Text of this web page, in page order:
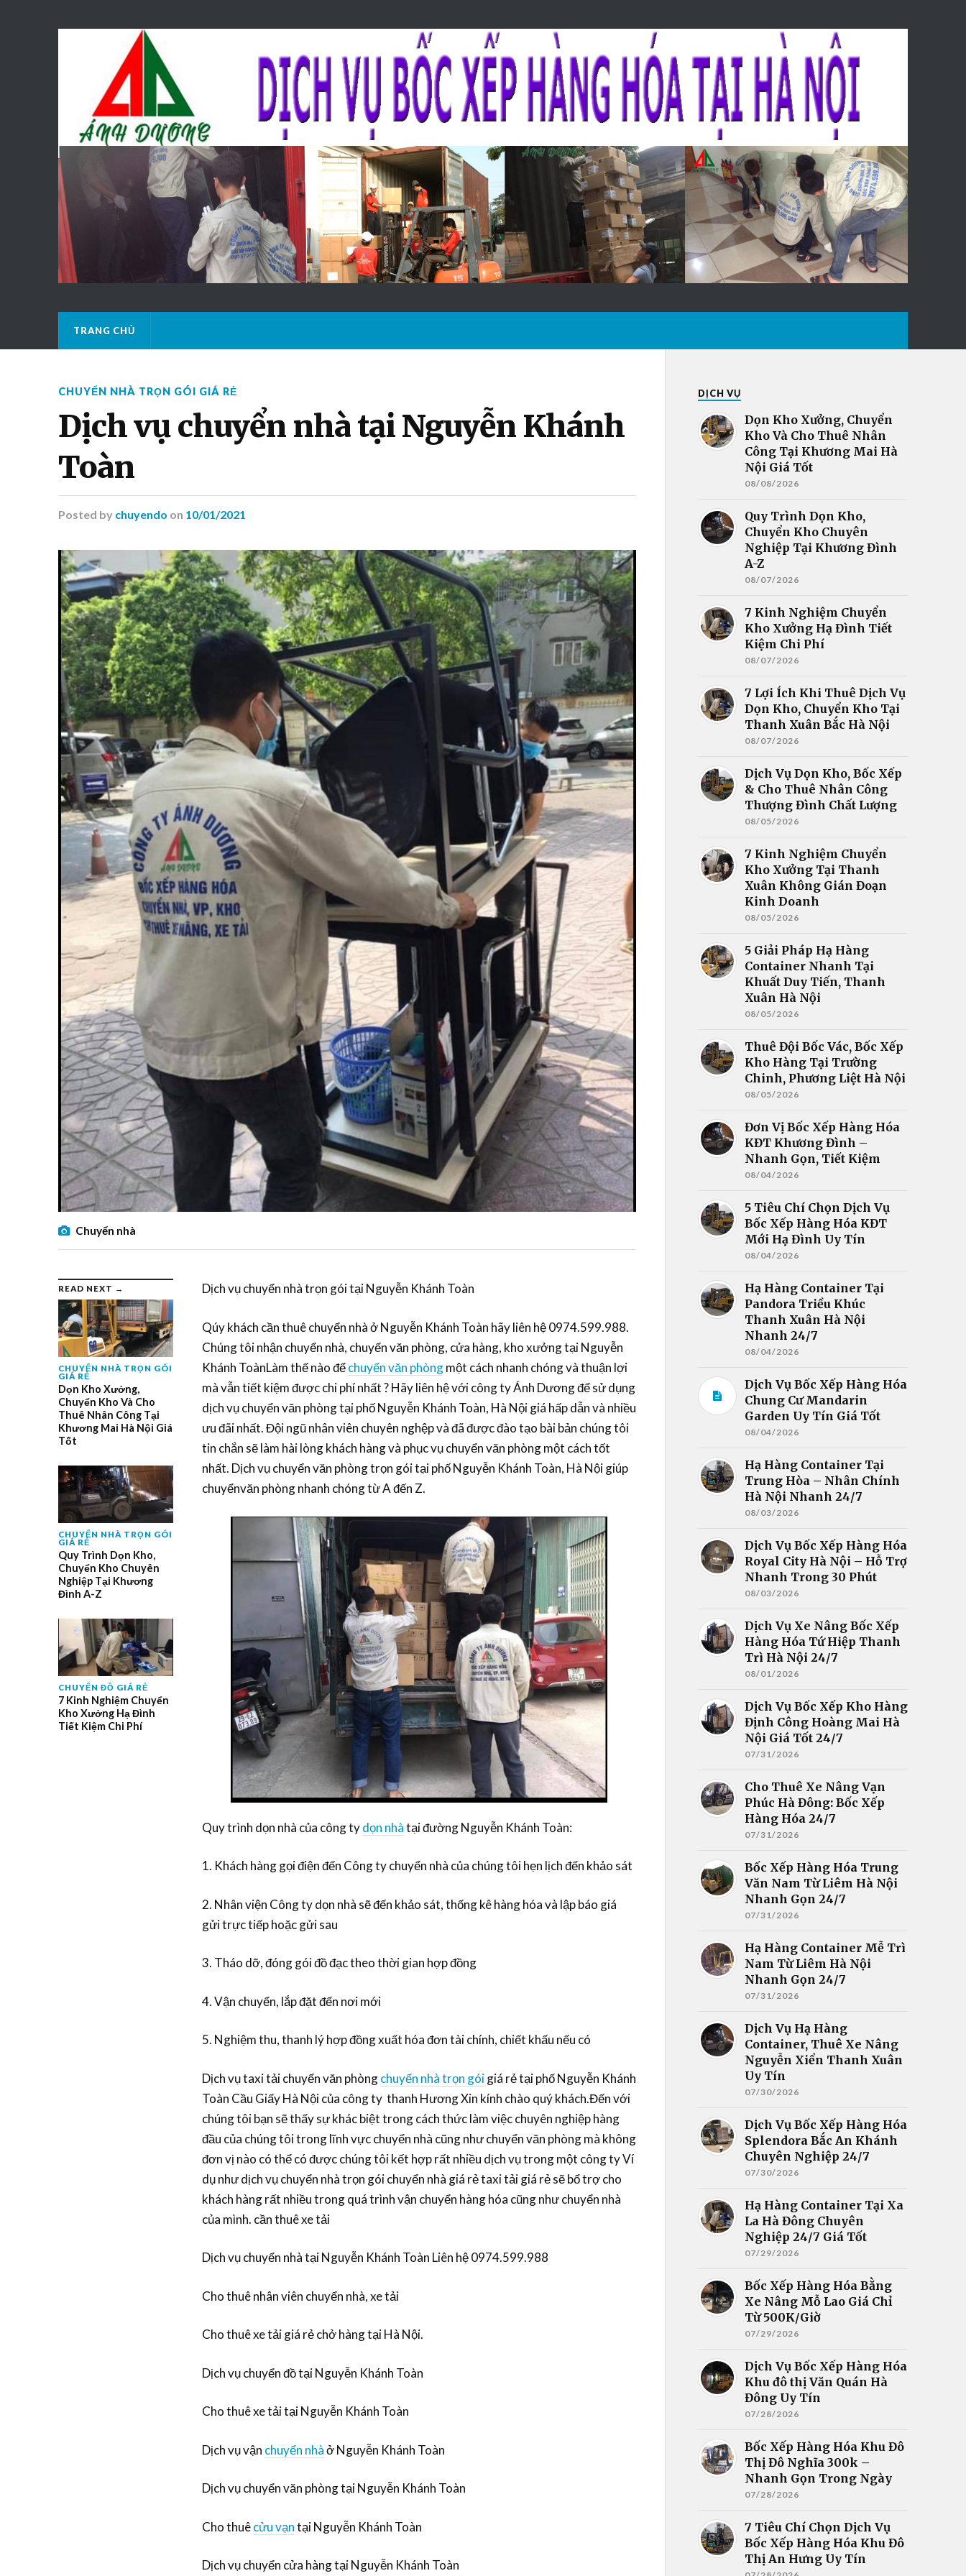
TRANG CHỦ
CHUYỂN NHÀ TRỌN GÓI GIÁ RẺ
Dịch vụ chuyển nhà tại Nguyễn Khánh
Toàn
Posted by chuyendo on 10/01/2021
Chuyển nhà
READ NEXT →
CHUYỂN NHÀ TRỌN GÓI
GIÁ RẺ
Dọn Kho Xưởng,
Chuyển Kho Và Cho
Thuê Nhân Công Tại
Khương Mai Hà Nội Giá
Tốt
CHUYỂN NHÀ TRỌN GÓI
GIÁ RẺ
Quy Trình Dọn Kho,
Chuyển Kho Chuyên
Nghiệp Tại Khương
Đình A-Z
CHUYỂN ĐỒ GIÁ RẺ
7 Kinh Nghiệm Chuyển
Kho Xưởng Hạ Đình
Tiết Kiệm Chi Phí
Dịch vụ chuyển nhà trọn gói tại Nguyễn Khánh Toàn
Qúy khách cần thuê chuyển nhà ở Nguyễn Khánh Toàn hãy liên hệ 0974.599.988.
Chúng tôi nhận chuyển nhà, chuyển văn phòng, cửa hàng, kho xưởng tại Nguyễn
Khánh ToànLàm thế nào đểchuyển văn phòngmột cách nhanh chóng và thuận lợi
mà vẫn tiết kiệm được chi phí nhất ? Hãy liên hệ với công ty Ánh Dương để sử dụng
dịch vụ chuyển văn phòng tại phố Nguyễn Khánh Toàn, Hà Nội giá hấp dẫn và nhiều
ưu đãi nhất. Đội ngũ nhân viên chuyên nghệp và đã được đào tạo bài bản chúng tôi
tin chắn sẽ làm hài lòng khách hàng và phục vụ chuyển văn phòng một cách tốt
nhất. Dịch vụ chuyển văn phòng trọn gói tại phố Nguyễn Khánh Toàn, Hà Nội giúp
chuyểnvăn phòng nhanh chóng từ A đến Z.
Quy trình dọn nhà của công tydọn nhàtại đường Nguyễn Khánh Toàn:
1. Khách hàng gọi điện đến Công ty chuyển nhà của chúng tôi hẹn lịch đến khảo sát
2. Nhân viện Công ty dọn nhà sẽ đến khảo sát, thống kê hàng hóa và lập báo giá
gửi trực tiếp hoặc gửi sau
3. Tháo dỡ, đóng gói đồ đạc theo thời gian hợp đồng
4. Vận chuyển, lắp đặt đến nơi mới
5. Nghiệm thu, thanh lý hợp đồng xuất hóa đơn tài chính, chiết khấu nếu có
Dịch vụ taxi tải chuyển văn phòngchuyển nhà trọn góigiá rẻ tại phố Nguyễn Khánh
Toàn Cầu Giấy Hà Nội của công ty thanh Hương Xin kính chào quý khách.Đến với
chúng tôi bạn sẽ thấy sự khác biệt trong cách thức làm việc chuyên nghiệp hàng
đầu của chúng tôi trong lĩnh vực chuyển nhà cũng như chuyển văn phòng mà không
đơn vị nào có thể có được chúng tôi kết hợp rất nhiều dịch vụ trong một công ty Ví
dụ như dịch vụ chuyển nhà trọn gói chuyển nhà giá rẻ taxi tải giá rẻ sẽ bổ trợ cho
khách hàng rất nhiều trong quá trình vận chuyển hàng hóa cũng như chuyển nhà
của mình. cần thuê xe tải
Dịch vụ chuyển nhà tại Nguyễn Khánh Toàn Liên hệ 0974.599.988
Cho thuê nhân viên chuyển nhà, xe tải
Cho thuê xe tải giá rẻ chở hàng tại Hà Nội.
Dịch vụ chuyển đồ tại Nguyễn Khánh Toàn
Cho thuê xe tải tại Nguyễn Khánh Toàn
Dịch vụ vận chuyển nhàở Nguyễn Khánh Toàn
Dịch vụ chuyển văn phòng tại Nguyễn Khánh Toàn
Cho thuêcửu vạntại Nguyễn Khánh Toàn
Dịch vụ chuyển cửa hàng tại Nguyễn Khánh Toàn
DỊCH VỤ
Dọn Kho Xưởng, Chuyển
Kho Và Cho Thuê Nhân
Công Tại Khương Mai Hà
Nội Giá Tốt
08/08/2026
Quy Trình Dọn Kho,
Chuyển Kho Chuyên
Nghiệp Tại Khương Đình
A-Z
08/07/2026
7 Kinh Nghiệm Chuyển
Kho Xưởng Hạ Đình Tiết
Kiệm Chi Phí
08/07/2026
7 Lợi Ích Khi Thuê Dịch Vụ
Dọn Kho, Chuyển Kho Tại
Thanh Xuân Bắc Hà Nội
08/07/2026
Dịch Vụ Dọn Kho, Bốc Xếp
& Cho Thuê Nhân Công
Thượng Đình Chất Lượng
08/05/2026
7 Kinh Nghiệm Chuyển
Kho Xưởng Tại Thanh
Xuân Không Gián Đoạn
Kinh Doanh
08/05/2026
5 Giải Pháp Hạ Hàng
Container Nhanh Tại
Khuất Duy Tiến, Thanh
Xuân Hà Nội
08/05/2026
Thuê Đội Bốc Vác, Bốc Xếp
Kho Hàng Tại Trường
Chinh, Phương Liệt Hà Nội
08/05/2026
Đơn Vị Bốc Xếp Hàng Hóa
KĐT Khương Đình –
Nhanh Gọn, Tiết Kiệm
08/04/2026
5 Tiêu Chí Chọn Dịch Vụ
Bốc Xếp Hàng Hóa KĐT
Mới Hạ Đình Uy Tín
08/04/2026
Hạ Hàng Container Tại
Pandora Triều Khúc
Thanh Xuân Hà Nội
Nhanh 24/7
08/04/2026
Dịch Vụ Bốc Xếp Hàng Hóa
Chung Cư Mandarin
Garden Uy Tín Giá Tốt
08/04/2026
Hạ Hàng Container Tại
Trung Hòa – Nhân Chính
Hà Nội Nhanh 24/7
08/03/2026
Dịch Vụ Bốc Xếp Hàng Hóa
Royal City Hà Nội – Hỗ Trợ
Nhanh Trong 30 Phút
08/03/2026
Dịch Vụ Xe Nâng Bốc Xếp
Hàng Hóa Tứ Hiệp Thanh
Trì Hà Nội 24/7
08/01/2026
Dịch Vụ Bốc Xếp Kho Hàng
Định Công Hoàng Mai Hà
Nội Giá Tốt 24/7
07/31/2026
Cho Thuê Xe Nâng Vạn
Phúc Hà Đông: Bốc Xếp
Hàng Hóa 24/7
07/31/2026
Bốc Xếp Hàng Hóa Trung
Văn Nam Từ Liêm Hà Nội
Nhanh Gọn 24/7
07/31/2026
Hạ Hàng Container Mễ Trì
Nam Từ Liêm Hà Nội
Nhanh Gọn 24/7
07/31/2026
Dịch Vụ Hạ Hàng
Container, Thuê Xe Nâng
Nguyễn Xiển Thanh Xuân
Uy Tín
07/30/2026
Dịch Vụ Bốc Xếp Hàng Hóa
Splendora Bắc An Khánh
Chuyên Nghiệp 24/7
07/30/2026
Hạ Hàng Container Tại Xa
La Hà Đông Chuyên
Nghiệp 24/7 Giá Tốt
07/29/2026
Bốc Xếp Hàng Hóa Bằng
Xe Nâng Mỗ Lao Giá Chỉ
Từ 500K/Giờ
07/29/2026
Dịch Vụ Bốc Xếp Hàng Hóa
Khu đô thị Văn Quán Hà
Đông Uy Tín
07/28/2026
Bốc Xếp Hàng Hóa Khu Đô
Thị Đô Nghĩa 300k –
Nhanh Gọn Trong Ngày
07/28/2026
7 Tiêu Chí Chọn Dịch Vụ
Bốc Xếp Hàng Hóa Khu Đô
Thị An Hưng Uy Tín